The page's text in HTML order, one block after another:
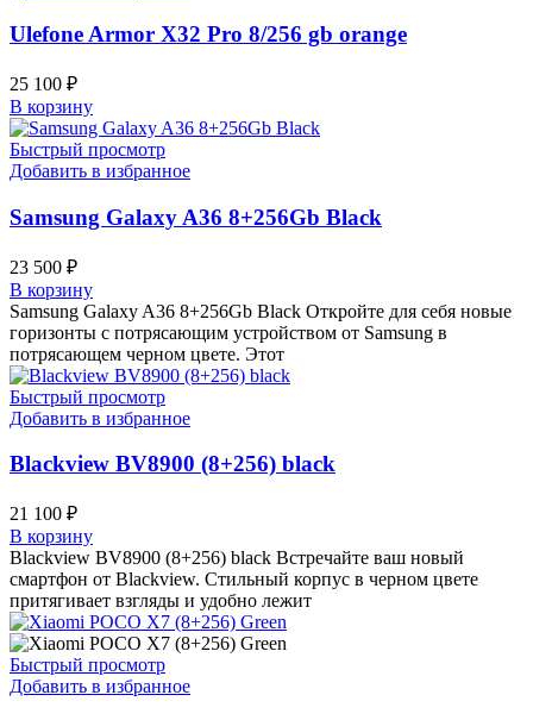
Ulefone Armor X32 Pro 8/256 gb orange
25 100 ₽
В корзину
Быстрый просмотр
Добавить в избранное
Samsung Galaxy A36 8+256Gb Black
23 500 ₽
В корзину
Samsung Galaxy A36 8+256Gb Black Откройте для себя новые
горизонты с потрясающим устройством от Samsung в
потрясающем черном цвете. Этот
Быстрый просмотр
Добавить в избранное
Blackview BV8900 (8+256) black
21 100 ₽
В корзину
Blackview BV8900 (8+256) black Встречайте ваш новый
смартфон от Blackview. Стильный корпус в черном цвете
притягивает взгляды и удобно лежит
Быстрый просмотр
Добавить в избранное